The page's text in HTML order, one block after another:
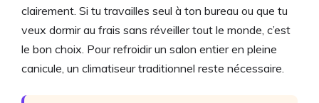
clairement. Si tu travailles seul à ton bureau ou que tu
veux dormir au frais sans réveiller tout le monde, c’est
le bon choix. Pour refroidir un salon entier en pleine
canicule, un climatiseur traditionnel reste nécessaire.